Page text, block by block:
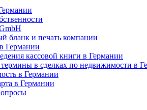
бланк и печать компании
Германии
кассовой книги в Германии
в сделках по недвижимости в
в Германии
в Германии